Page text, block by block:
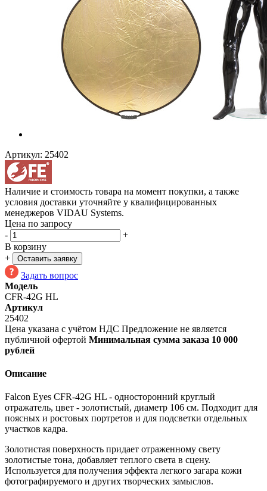
Артикул: 25402
Наличие и стоимость товара на момент покупки, а также
условия доставки уточняйте у квалифицированных
менеджеров VIDAU Systems.
Цена по запросу
-
+
В корзину
+
Оставить заявку
Задать вопрос
Модель
CFR-42G HL
Артикул
25402
Цена указана с учётом НДС Предложение не является
публичной офертой Минимальная сумма заказа 10 000
рублей
Описание
Falcon Eyes CFR-42G HL - односторонний круглый
отражатель, цвет - золотистый, диаметр 106 см. Подходит для
поясных и ростовых портретов и для подсветки отдельных
участков кадра.
Золотистая поверхность придает отраженному свету
золотистые тона, добавляет теплого света в сцену.
Используется для получения эффекта легкого загара кожи
фотографируемого и других творческих замыслов.